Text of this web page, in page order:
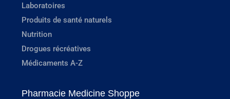
Laboratoires
Produits de santé naturels
Nutrition
Drogues récréatives
Médicaments A-Z
Pharmacie Medicine Shoppe